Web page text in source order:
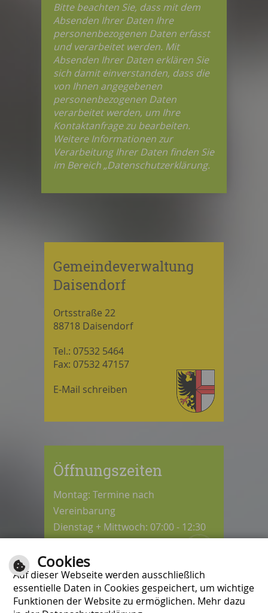
Bitte beachten Sie, dass mit dem
Absenden Ihrer Daten Ihre
personenbezogenen Daten erfasst
und verarbeitet werden. Mit
Absenden Ihrer Daten erklären Sie
sich damit einverstanden, dass die
von Ihnen angegebenen
personenbezogenen Daten
verarbeitet werden, um Ihre
Kontaktanfrage zu bearbeiten.
Weitere Informationen zur
Verarbeitung Ihrer Daten finden Sie
im Bereich „Datenschutzerklärung.
Gemeindeverwaltung
Daisendorf
Ortsstraße 22
88718 Daisendorf
Tel.: 07532 5464
Fax: 07532 47157
E-Mail schreiben
Öffnungszeiten
Montag: Termine nach
Vereinbarung
Dienstag + Mittwoch: 07:00 - 12:30
Donnerstag: 08:30 - 12:30 / 14:00 -
18:00 Uhr
Freitag: 07:00 - 12:00 Uhr
Cookies
Auf dieser Webseite werden ausschließlich
essentielle Daten in Cookies gespeichert, um wichtige
Funktionen der Website zu ermöglichen. Mehr dazu